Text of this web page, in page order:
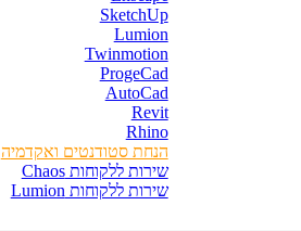
SketchUp
Lumion
Twinmotion
ProgeCad
AutoCad
Revit
Rhino
הנחת סטודנטים ואקדמיה
שירות ללקוחות Chaos
שירות ללקוחות Lumion